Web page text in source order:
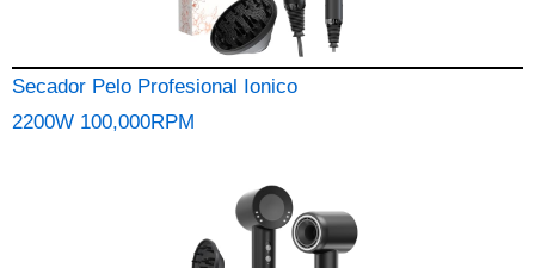
Secador Pelo Profesional Ionico
2200W 100,000RPM